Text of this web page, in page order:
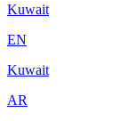
Kuwait
EN
Kuwait
AR